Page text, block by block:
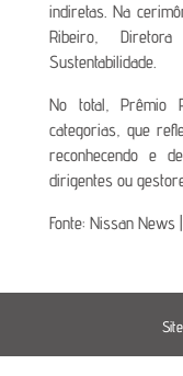
indiretas. Na
Ribeiro,
Sustentabilidade.
No total, Prêmio
categorias, que
reconhecendo e
dirigentes ou
Fonte: Nissan News